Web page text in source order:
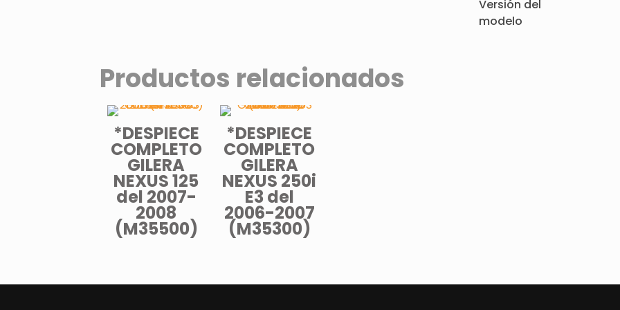
Versión del
modelo
Productos relacionados
*DESPIECE
COMPLETO
GILERA
NEXUS 125
del 2007-
2008
(M35500)
*DESPIECE
COMPLETO
GILERA
NEXUS 250i
E3 del
2006-2007
(M35300)